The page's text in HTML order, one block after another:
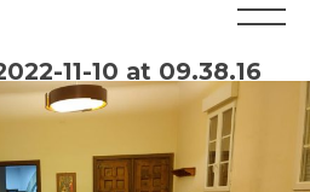
11-10 at 09.38.16